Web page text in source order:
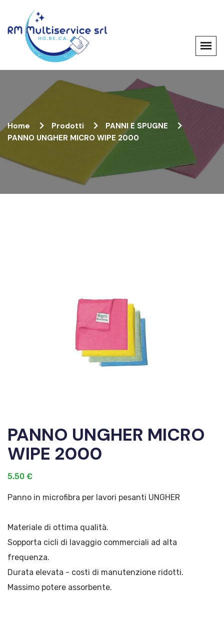
Home Prodotti
PANNI E SPUGNE
PANNO UNGHER MICRO WIPE 2000
PANNO UNGHER MICRO
WIPE 2000
5.50 €
Panno in microfibra per lavori pesanti UNGHER
Materiale di ottima qualità.
Sopporta cicli di lavaggio commerciali ad alta
frequenza.
Durata elevata - costi di manutenzione ridotti.
Massimo potere assorbente.